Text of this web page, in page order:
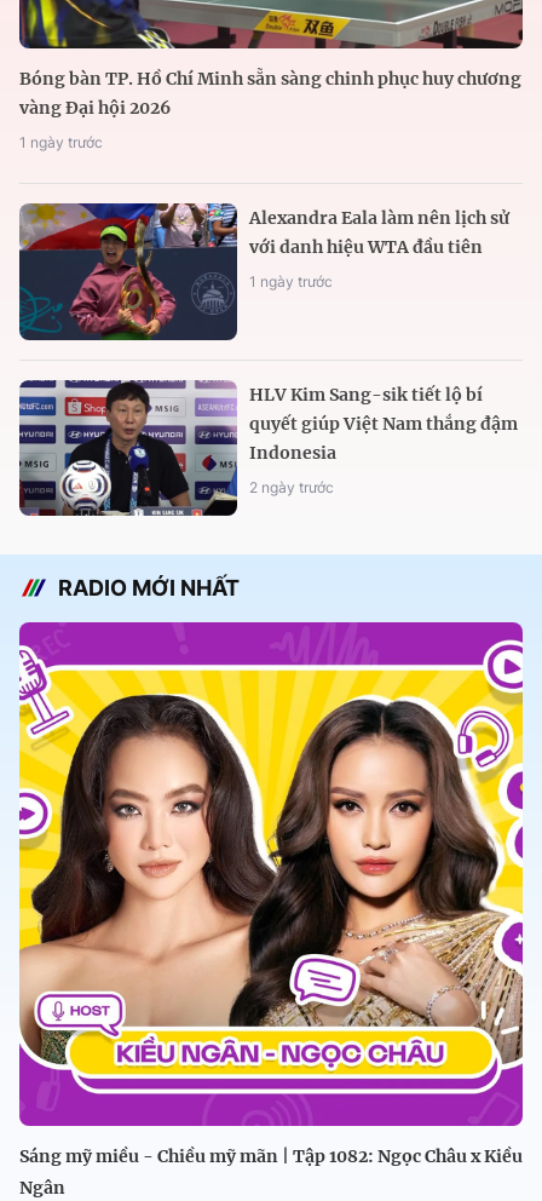
Bóng bàn TP. Hồ Chí Minh sẵn sàng chinh phục huy chương
vàng Đại hội 2026
1 ngày trước
Alexandra Eala làm nên lịch sử
với danh hiệu WTA đầu tiên
1 ngày trước
HLV Kim Sang-sik tiết lộ bí
quyết giúp Việt Nam thắng đậm
Indonesia
2 ngày trước
RADIO MỚI NHẤT
Sáng mỹ miều - Chiều mỹ mãn | Tập 1082: Ngọc Châu x Kiều
Ngân